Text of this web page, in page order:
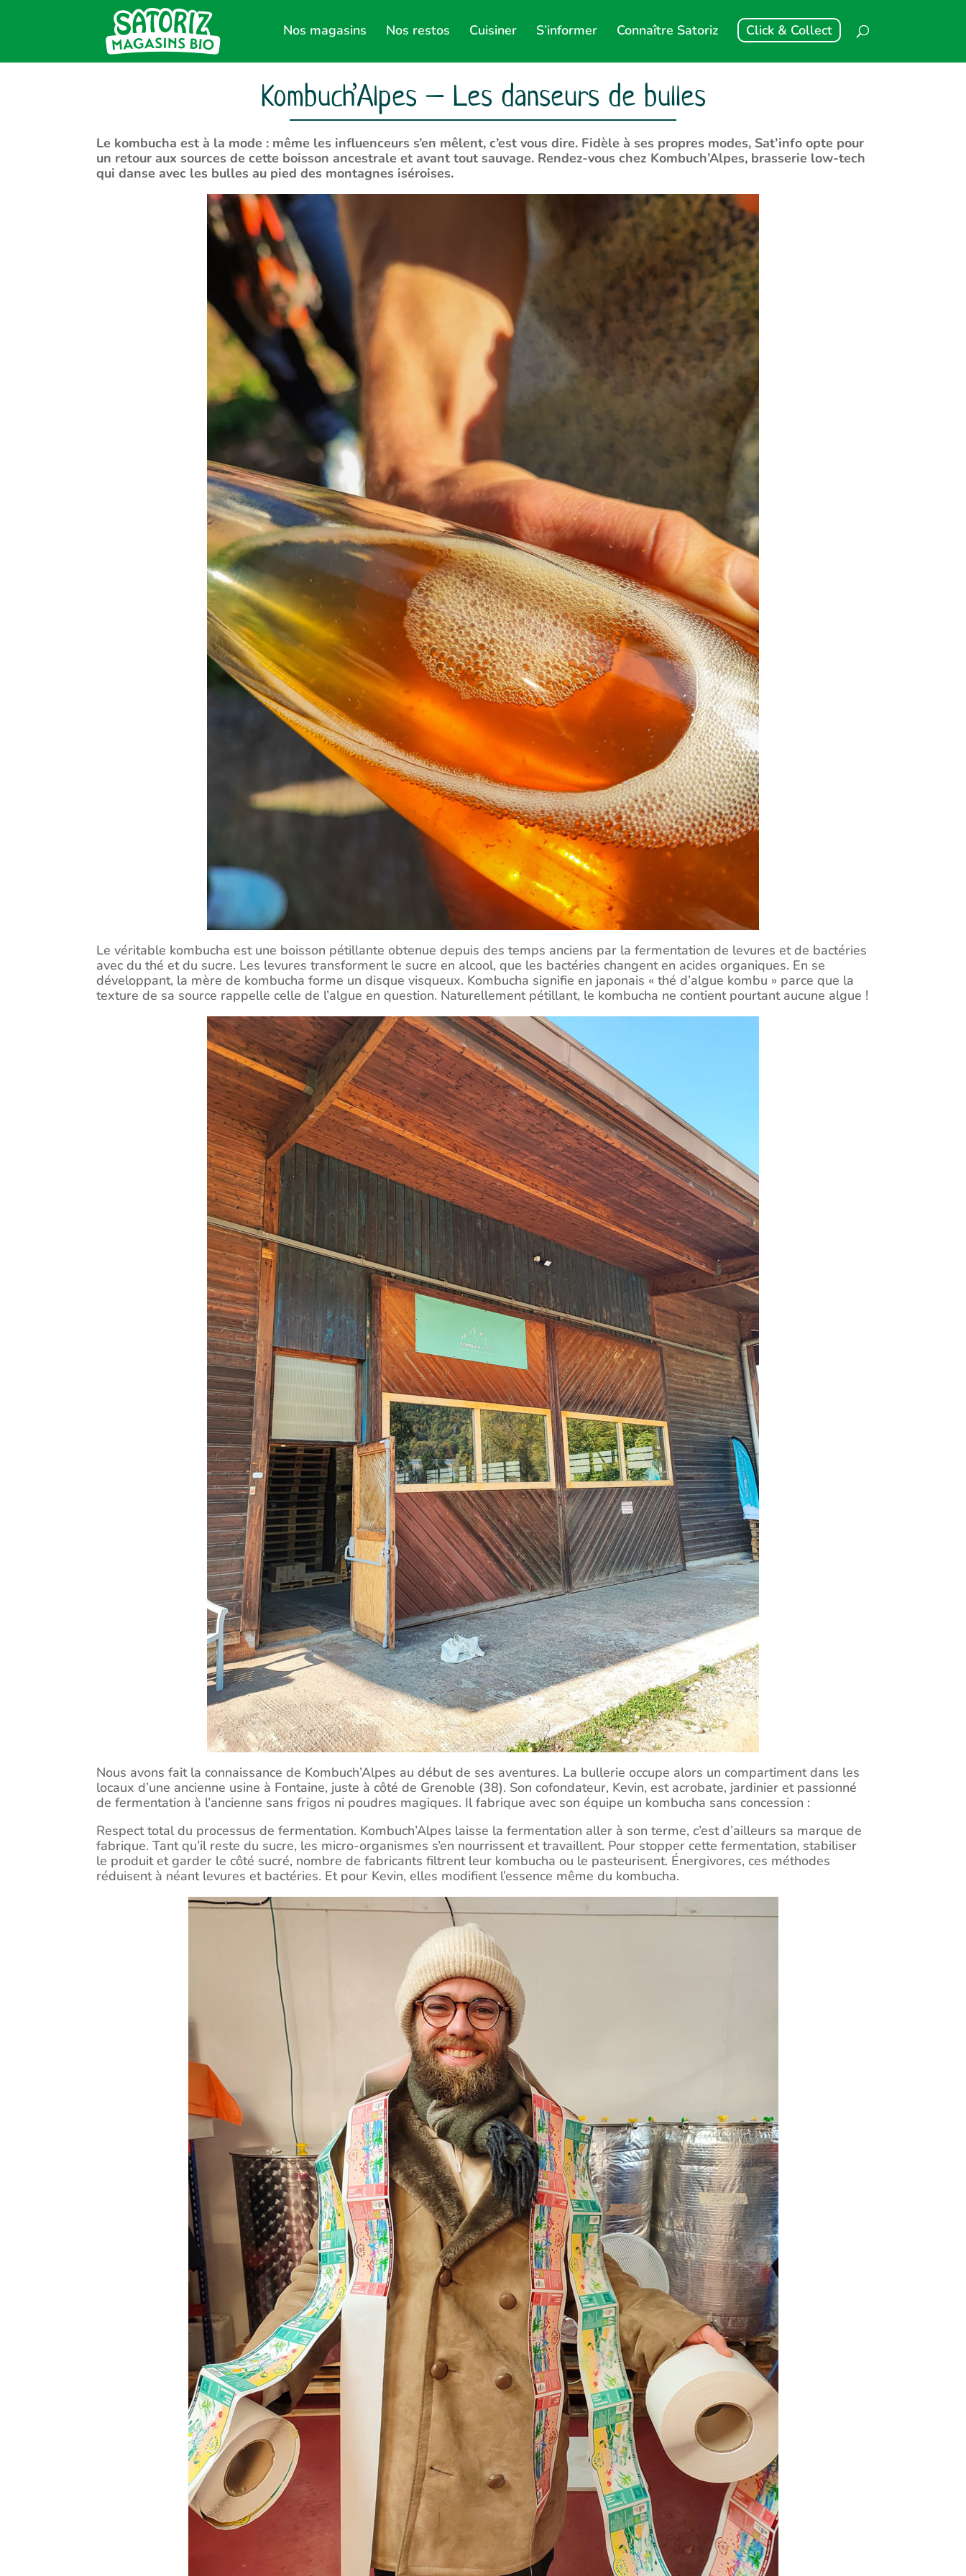
Nos magasins Nos restos Cuisiner S’informer Connaître Satoriz Click & Collect
Kombuch’Alpes – Les danseurs de bulles
Le kombucha est à la mode : même les influenceurs s’en mêlent, c’est vous dire. Fidèle à ses propres modes, Sat’info opte pour
un retour aux sources de cette boisson ancestrale et avant tout sauvage. Rendez-vous chez Kombuch’Alpes, brasserie low-tech
qui danse avec les bulles au pied des montagnes iséroises.
Le véritable kombucha est une boisson pétillante obtenue depuis des temps anciens par la fermentation de levures et de bactéries
avec du thé et du sucre. Les levures transforment le sucre en alcool, que les bactéries changent en acides organiques. En se
développant, la mère de kombucha forme un disque visqueux. Kombucha signifie en japonais « thé d’algue kombu » parce que la
texture de sa source rappelle celle de l’algue en question. Naturellement pétillant, le kombucha ne contient pourtant aucune algue !
Nous avons fait la connaissance de Kombuch’Alpes au début de ses aventures. La bullerie occupe alors un compartiment dans les
locaux d’une ancienne usine à Fontaine, juste à côté de Grenoble (38). Son cofondateur, Kevin, est acrobate, jardinier et passionné
de fermentation à l’ancienne sans frigos ni poudres magiques. Il fabrique avec son équipe un kombucha sans concession :
Respect total du processus de fermentation. Kombuch’Alpes laisse la fermentation aller à son terme, c’est d’ailleurs sa marque de
fabrique. Tant qu’il reste du sucre, les micro-organismes s’en nourrissent et travaillent. Pour stopper cette fermentation, stabiliser
le produit et garder le côté sucré, nombre de fabricants filtrent leur kombucha ou le pasteurisent. Énergivores, ces méthodes
réduisent à néant levures et bactéries. Et pour Kevin, elles modifient l’essence même du kombucha.